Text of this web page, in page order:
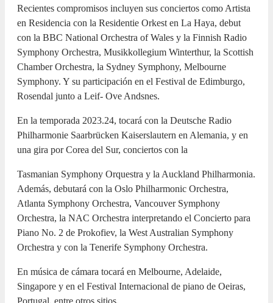
Recientes compromisos incluyen sus conciertos como Artista
en Residencia con la Residentie Orkest en La Haya, debut
con la BBC National Orchestra of Wales y la Finnish Radio
Symphony Orchestra, Musikkollegium Winterthur, la Scottish
Chamber Orchestra, la Sydney Symphony, Melbourne
Symphony. Y su participación en el Festival de Edimburgo,
Rosendal junto a Leif- Ove Andsnes.
En la temporada 2023.24, tocará con la Deutsche Radio
Philharmonie Saarbrücken Kaiserslautern en Alemania, y en
una gira por Corea del Sur, conciertos con la
Tasmanian Symphony Orquestra y la Auckland Philharmonia.
Además, debutará con la Oslo Philharmonic Orchestra,
Atlanta Symphony Orchestra, Vancouver Symphony
Orchestra, la NAC Orchestra interpretando el Concierto para
Piano No. 2 de Prokofiev, la West Australian Symphony
Orchestra y con la Tenerife Symphony Orchestra.
En música de cámara tocará en Melbourne, Adelaide,
Singapore y en el Festival Internacional de piano de Oeiras,
Portugal, entre otros sitios.